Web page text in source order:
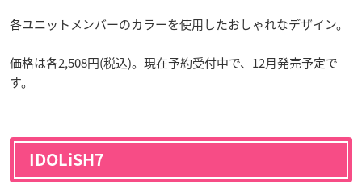
各ユニットメンバーのカラーを使用したおしゃれなデザイン。
価格は各2,508円(税込)。現在予約受付中で、12月発売予定で
す。
IDOLiSH7